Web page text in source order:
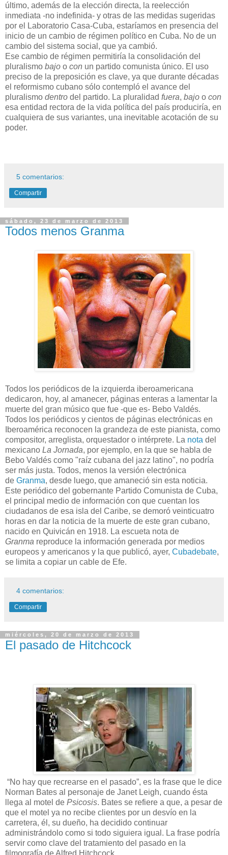
último, además de la elección directa, la reelección
inmediata -no indefinida- y otras de las medidas sugeridas
por el Laboratorio Casa-Cuba, estaríamos en presencia del
inicio de un cambio de régimen político en Cuba. No de un
cambio del sistema social, que ya cambió.
Ese cambio de régimen permitiría la consolidación del
pluralismo bajo o con un partido comunista único. El uso
preciso de la preposición es clave, ya que durante décadas
el reformismo cubano sólo contempló el avance del
pluralismo dentro del partido. La pluralidad fuera, bajo o con
esa entidad rectora de la vida política del país produciría, en
cualquiera de sus variantes, una inevitable acotación de su
poder.
5 comentarios:
Compartir
sábado, 23 de marzo de 2013
Todos menos Granma
Todos los periódicos de la izquierda iberoamericana
dedicaron, hoy, al amanecer, páginas enteras a lamentar la
muerte del gran músico que fue -que es- Bebo Valdés.
Todos los periódicos y cientos de páginas electrónicas en
Iberoamérica reconocen la grandeza de este pianista, como
compositor, arreglista, orquestador o intérprete. La nota del
mexicano La Jornada, por ejemplo, en la que se habla de
Bebo Valdés como "raíz cubana del jazz latino", no podría
ser más justa. Todos, menos la versión electrónica
de Granma, desde luego, que amaneció sin esta noticia.
Este periódico del gobernante Partido Comunista de Cuba,
el principal medio de información con que cuentan los
ciudadanos de esa isla del Caribe, se demoró veinticuatro
horas en dar la noticia de la muerte de este gran cubano,
nacido en Quivicán en 1918. La escueta nota de
Granma reproduce la información generada por medios
europeos y americanos y la que publicó, ayer, Cubadebate,
se limita a copiar un cable de Efe.
4 comentarios:
Compartir
miércoles, 20 de marzo de 2013
El pasado de Hitchcock
“No hay que recrearse en el pasado”, es la frase que le dice
Norman Bates al personaje de Janet Leigh, cuando ésta
llega al motel de Psicosis. Bates se refiere a que, a pesar de
que el motel ya no recibe clientes por un desvío en la
carretera, él, su dueño, ha decidido continuar
administrándolo como si todo siguiera igual. La frase podría
servir como clave del tratamiento del pasado en la